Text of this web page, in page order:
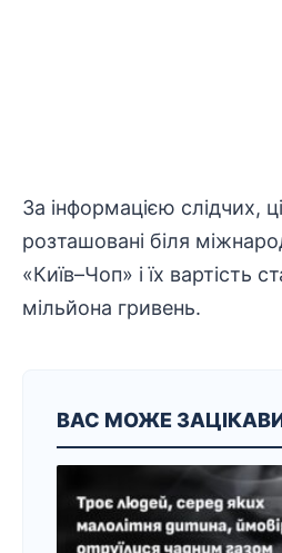
За інформацією слідчих,
розташовані біля
«Київ–Чоп» і їх вартість
мільйона гривень.
ВАС МОЖЕ